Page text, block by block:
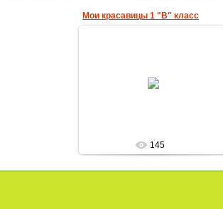
Мои красавицы 1 "В" класс
145